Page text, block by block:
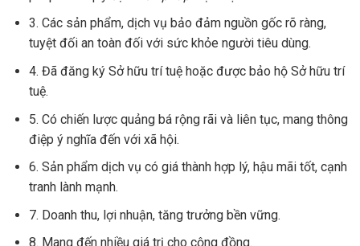
3. Các sản phẩm, dịch vụ bảo đảm nguồn gốc rõ ràng,
tuyệt đối an toàn đối với sức khỏe người tiêu dùng.
4. Đã đăng ký Sở hữu trí tuệ hoặc được bảo hộ Sở hữu trí
tuệ.
5. Có chiến lược quảng bá rộng rãi và liên tục, mang thông
điệp ý nghĩa đến với xã hội.
6. Sản phẩm dịch vụ có giá thành hợp lý, hậu mãi tốt, cạnh
tranh lành mạnh.
7. Doanh thu, lợi nhuận, tăng trưởng bền vững.
8. Mang đến nhiều giá trị cho cộng đồng.